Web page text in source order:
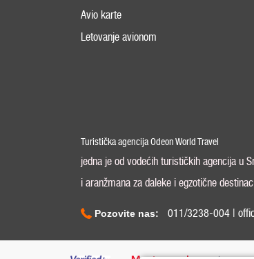
Avio karte
Letovanje avionom
Turistička agencija Odeon World Travel
jedna je od vodećih turističkih agencija u
i aranžmana za daleke i egzotične
Pozovite nas: 011/3238-004 |